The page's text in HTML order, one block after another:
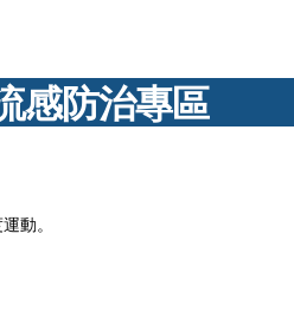
感防治專區
動。